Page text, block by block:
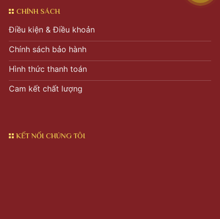
CHÍNH SÁCH
Điều kiện & Điều khoản
Chính sách bảo hành
Hình thức thanh toán
Cam kết chất lượng
KẾT NỐI CHÚNG TÔI